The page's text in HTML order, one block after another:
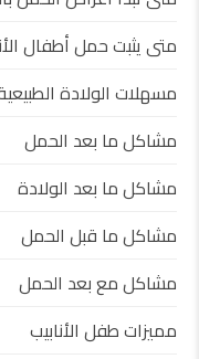
متى يثبت حمل أطفال
مسهلات الولادة
مشاكل ما بعد الحمل
مشاكل ما بعد الولادة
مشاكل ما قبل الحمل
مشاكل مع بعد الحمل
مميزات طفل الأنابيب